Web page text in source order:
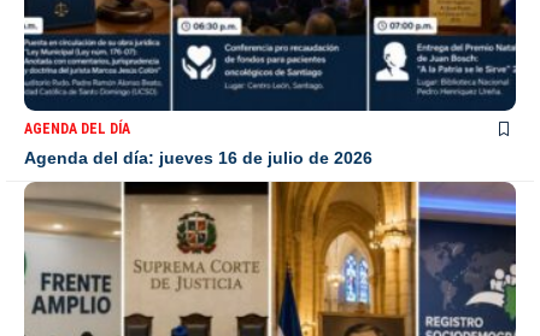
AGENDA DEL DÍA
Agenda del día: jueves 16 de julio de 2026